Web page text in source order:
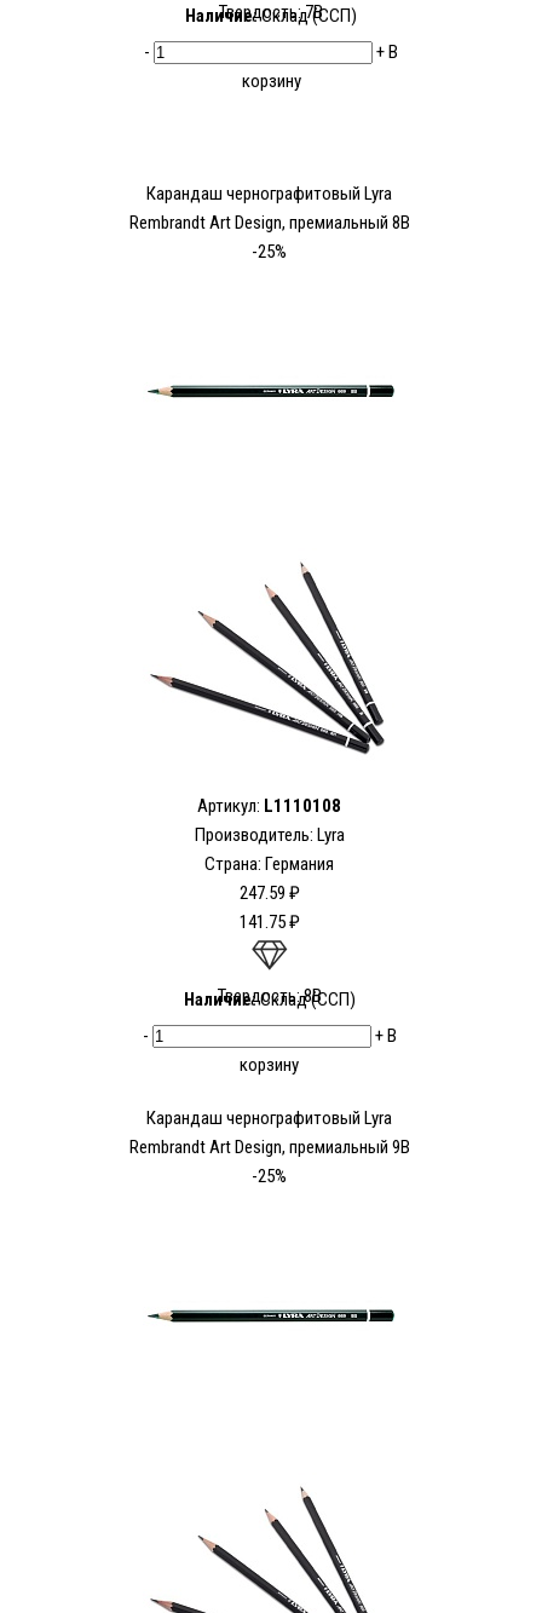
Твердость: 7В
Наличие:Склад (ССП)
-
+В
корзину
Карандаш чернографитовый Lyra
Rembrandt Art Design, премиальный 8В
-25%
Артикул: L1110108
Производитель: Lyra
Страна: Германия
247.59 ₽
141.75 ₽
Твердость: 8В
Наличие:Склад (ССП)
-
+В
корзину
Карандаш чернографитовый Lyra
Rembrandt Art Design, премиальный 9В
-25%